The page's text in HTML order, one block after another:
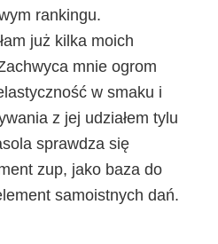
rankingu.
już kilka moich
mnie ogrom
w smaku i
z jej udziałem tylu
sprawdza się
zup, jako baza do
samoistnych dań.